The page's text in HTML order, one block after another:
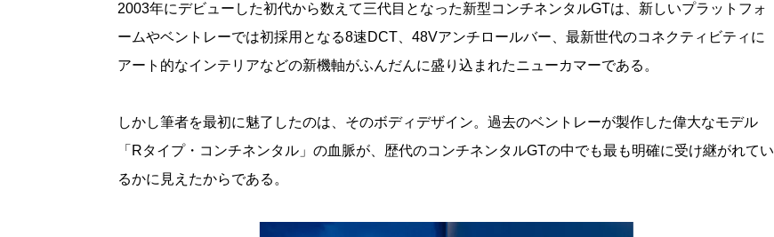
2003年にデビューした初代から数えて三代目となった新型コンチネンタルGTは、新しいプラットフォ
ームやベントレーでは初採用となる8速DCT、48Vアンチロールバー、最新世代のコネクティビティに
アート的なインテリアなどの新機軸がふんだんに盛り込まれたニューカマーである。
しかし筆者を最初に魅了したのは、そのボディデザイン。過去のベントレーが製作した偉大なモデル
「Rタイプ・コンチネンタル」の血脈が、歴代のコンチネンタルGTの中でも最も明確に受け継がれてい
るかに見えたからである。